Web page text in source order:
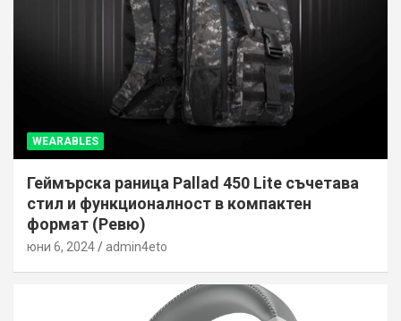
WEARABLES
Геймърска раница Pallad 450 Lite съчетава
стил и функционалност в компактен
формат (Ревю)
юни 6, 2024 admin4eto